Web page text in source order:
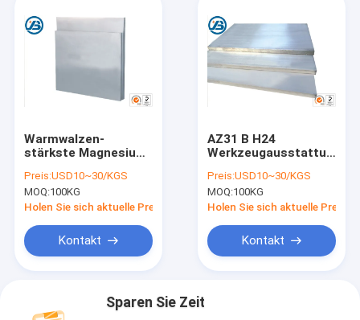
Warmwalzen-
stärkste Magnesium-
Photogravüre AZ31B
für das Stempeln
Preis:USD10~30/KGS
MOQ:100KG
Holen Sie sich aktuelle Preis
Kontakt
AZ31 B H24
Werkzeugausstattungs-
Magnesium-
Metalllegierungs-
Platten-Brett-ASTM
Preis:USD10~30/KGS
MOQ:100KG
Holen Sie sich aktuelle Preis
Kontakt
Sparen Sie Zeit